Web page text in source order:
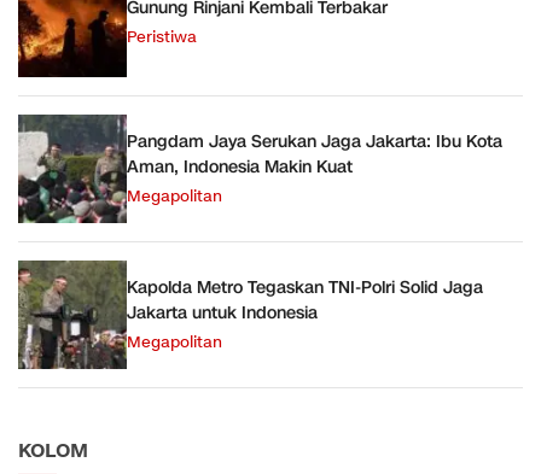
Gunung Rinjani Kembali Terbakar
Peristiwa
Pangdam Jaya Serukan Jaga Jakarta: Ibu Kota
Aman, Indonesia Makin Kuat
Megapolitan
Kapolda Metro Tegaskan TNI-Polri Solid Jaga
Jakarta untuk Indonesia
Megapolitan
KOLOM